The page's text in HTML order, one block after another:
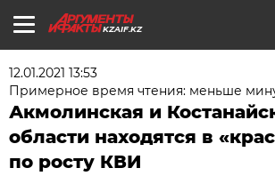
KZAIF.KZ
12.01.2021 13:53
Примерное время чтения: меньше
Акмолинская и
области находятся в
по росту КВИ